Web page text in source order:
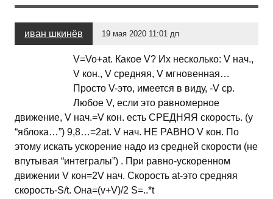
иван шкинёв 19 мая 2020 11:01 дп
V=Vo+at. Какое V? Их несколько: V нач.,
V кон., V средняя, V мгновенная…
Просто V-это, имеется в виду, -V ср.
Любое V, если это равномерное
движение, V нач.=V кон. есть СРЕДНЯЯ скорость. (у
“яблока…”) 9,8…=2at. V нач. НЕ РАВНО V кон. По
этому искать ускорение надо из средней скорости (не
впутывая “интегралы”) . При равно-ускоренном
движении V кон=2V нач. Скорость at-это средняя
скорость-S/t. Она=(v+V)/2 S=..*t